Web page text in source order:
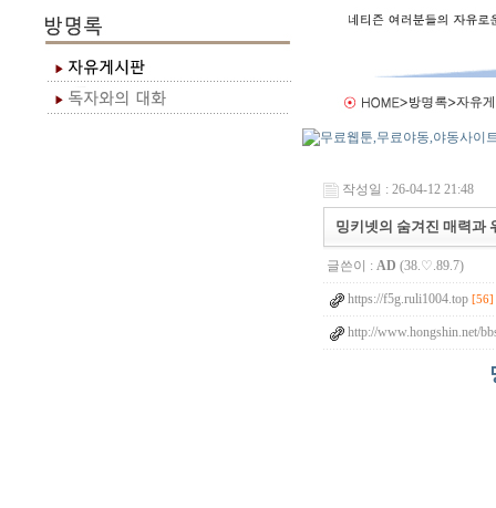
작성일 : 26-04-12 21:48
밍키넷의 숨겨진 매력과
글쓴이 : AD (38.♡.89.7)
https://f5g.ruli1004.top [56]
http://www.hongshin.net/